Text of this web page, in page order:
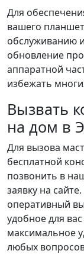
Для
вашего
обслуживанию
обновление
аппаратной
избежать
Вызвать
на дом в
Для вызова
бесплатной
позвонить в
заявку на
оперативный
удобное для
максимальное
любых